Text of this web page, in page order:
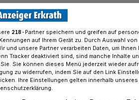
Neugliederung
218-Partner speichern und greifen auf
auf Ihrem Gerät zu. Durch Auswahl
und unsere Partner verarbeiten Daten, um
Tracker deaktiviert sind, sind manche Inhalte
Sie können dieses Menü jederzeit wieder
zu widerrufen, indem Sie auf den Link
Ihre Einstellungen gelten innerhalb